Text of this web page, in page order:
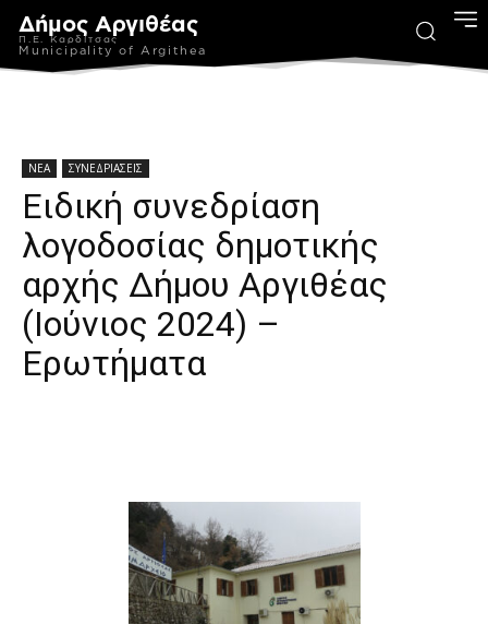
Δήμος Αργιθέας
Π.Ε. Καρδίτσας
Municipality of Argithea
ΝΕΑ ΣΥΝΕΔΡΙΑΣΕΙΣ
Ειδική συνεδρίαση
λογοδοσίας δημοτικής
αρχής Δήμου Αργιθέας
(Ιούνιος 2024) –
Ερωτήματα